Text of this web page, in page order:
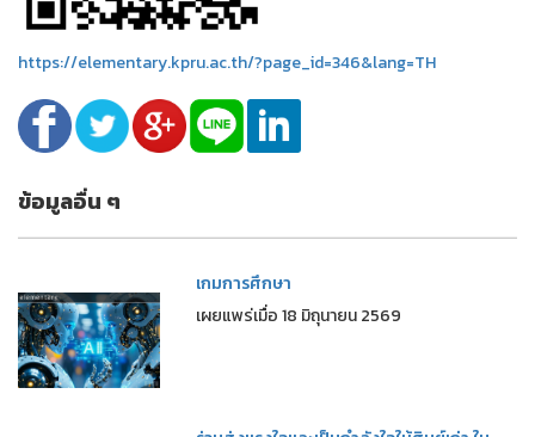
https://elementary.kpru.ac.th/?page_id=346&lang=TH
ข้อมูลอื่น ๆ
เกมการศึกษา
เผยแพร่เมื่อ 18 มิถุนายน 2569